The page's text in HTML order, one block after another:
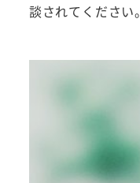
談されてください。